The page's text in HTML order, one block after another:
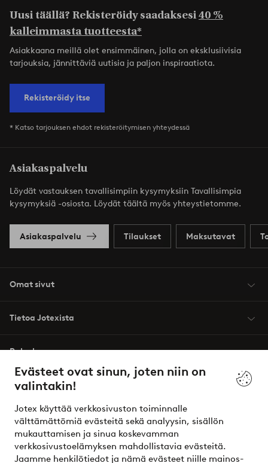
Evästeet ovat sinun, joten niin on
valintakin!
Jotex käyttää verkkosivuston toiminnalle
välttämättömiä evästeitä sekä analyysin, sisällön
mukauttamisen ja sinua koskevamman
verkkosivustoelämyksen mahdollistavia evästeitä.
Jaamme henkilötiedot ja nämä evästeet niille mainos-
Uusi täällä? Rekisteröidy saadaksesi40 %
kalleimmasta tuotteesta*
Asiakkaana meillä olet ensimmäinen, jolla on eksklusiivisia
tarjouksia, jännittäviä uutisia ja paljon inspiraatiota.
Rekisteröidy itse
* Katso tarjouksen ehdot rekisteröitymisen yhteydessä
Asiakaspalvelu
Löydät vastauksen tavallisimpiin kysymyksiin Tavallisimpia
kysymyksiä -osiosta. Löydät täältä myös yhteystietomme.
Asiakaspalvelu Tilaukset Maksutavat
Omat sivut
Tietoa Jotexista
Palvelumme
Ehdot
Ystävät